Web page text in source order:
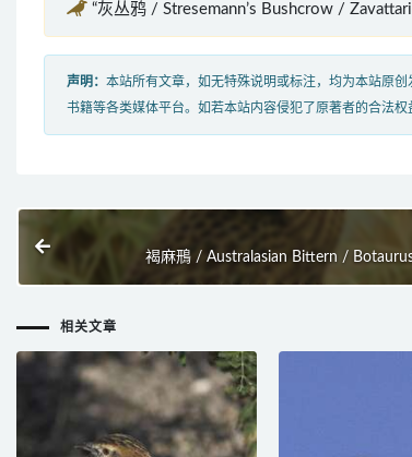
“灰丛鸦 / Stresemann’s Bushcrow /
声明： 本站所有文章，如无特殊说明或标注，均为本站原
书籍等各类媒体平台。如若本站内容侵犯了原著者的合法权
褐麻鳽 / Australasian Bittern /
相关文章